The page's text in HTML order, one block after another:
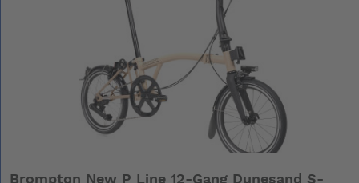
Brompton New P Line 12-Gang Dunesand S-